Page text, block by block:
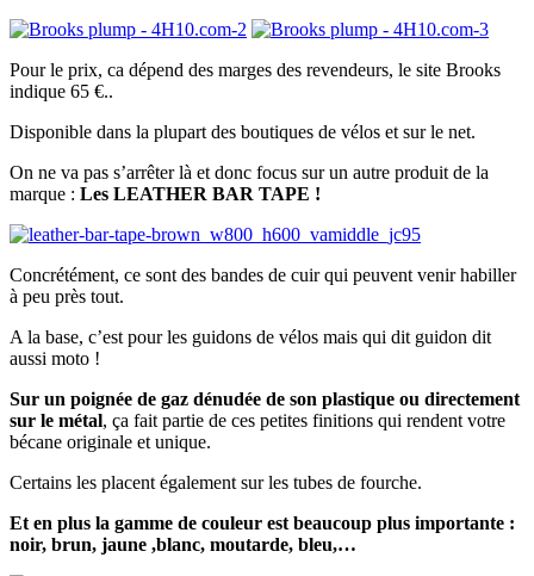
Pour le prix, ca dépend des marges des revendeurs, le site Brooks
indique 65 €..
Disponible dans la plupart des boutiques de vélos et sur le net.
On ne va pas s’arrêter là et donc focus sur un autre produit de la
marque : Les LEATHER BAR TAPE !
Concrétément, ce sont des bandes de cuir qui peuvent venir habiller
à peu près tout.
A la base, c’est pour les guidons de vélos mais qui dit guidon dit
aussi moto !
Sur un poignée de gaz dénudée de son plastique ou directement
sur le métal, ça fait partie de ces petites finitions qui rendent votre
bécane originale et unique.
Certains les placent également sur les tubes de fourche.
Et en plus la gamme de couleur est beaucoup plus importante :
noir, brun, jaune ,blanc, moutarde, bleu,…